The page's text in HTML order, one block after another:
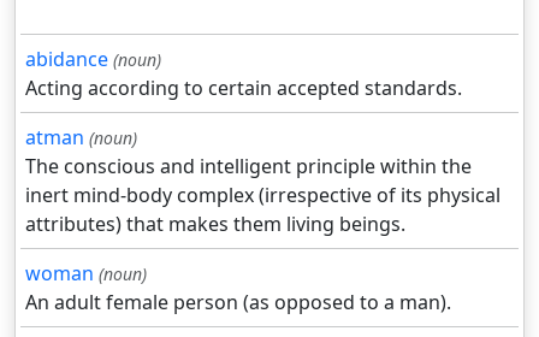
abidance (noun)
Acting according to certain accepted standards.
atman (noun)
The conscious and intelligent principle within the
inert mind-body complex (irrespective of its physical
attributes) that makes them living beings.
woman (noun)
An adult female person (as opposed to a man).